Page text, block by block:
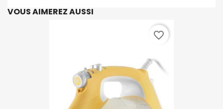
VOUS AIMEREZ AUSSI
favorite_border